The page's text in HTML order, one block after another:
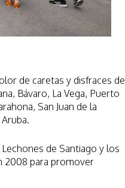
de caretas y disfraces de
Bávaro, La Vega, Puerto
San Juan de la
de Santiago y los
2008 para promover